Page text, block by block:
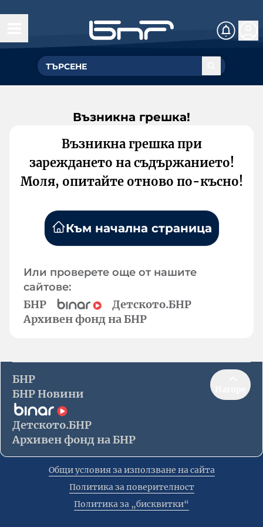
Възникна грешка!
Възникна грешка при
зареждането на съдържанието!
Моля, опитайте отново по-късно!
Към начална страница
Или проверете още от нашите
сайтове:
БНР
Детското.БНР
Архивен фонд на БНР
БНР
БНР Новини
Детското.БНР
Архивен фонд на БНР
Общи условия за използване на сайта
Политика за поверителност
Политика за „бисквитки“